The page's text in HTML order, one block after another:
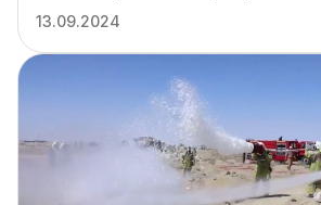
отопительному сезону.
13.09.2024